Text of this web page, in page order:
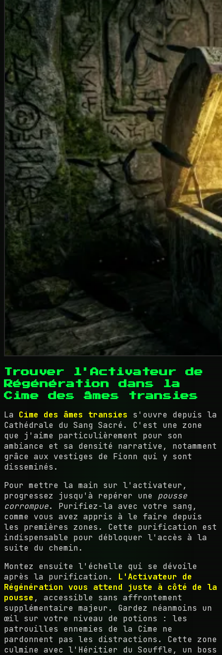
Trouver l'Activateur de
Régénération dans la
Cime des âmes transies
La Cime des âmes transies s'ouvre depuis la
Cathédrale du Sang Sacré. C'est une zone
que j'aime particulièrement pour son
ambiance et sa densité narrative, notamment
grâce aux vestiges de Fionn qui y sont
disseminés.
Pour mettre la main sur l'activateur,
progressez jusqu'à repérer une pousse
corrompue. Purifiez-la avec votre sang,
comme vous avez appris à le faire depuis
les premières zones. Cette purification est
indispensable pour débloquer l'accès à la
suite du chemin.
Montez ensuite l'échelle qui se dévoile
après la purification. L'Activateur de
Régénération vous attend juste à côté de la
pousse , accessible sans affrontement
supplémentaire majeur. Gardez néanmoins un
œil sur votre niveau de potions : les
patrouilles ennemies de la Cime ne
pardonnent pas les distractions. Cette zone
culmine avec l'Héritier du Souffle, un boss